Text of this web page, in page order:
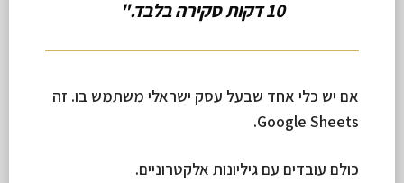
10 דקות סקירה בלבד."
אם יש כלי אחד שבעל עסק ישראלי משתמש בו. זה
Google Sheets.
כולם עובדים עם גיליונות אלקטרוניים.